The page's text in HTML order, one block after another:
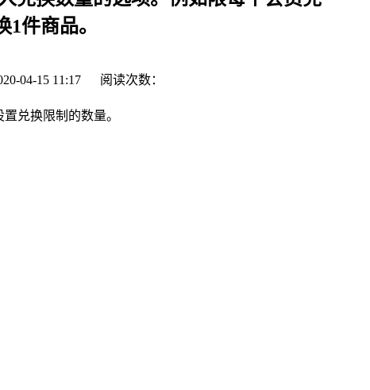
1件商品。
04-15 11:17 阅读次数：
兑换限制的数量。